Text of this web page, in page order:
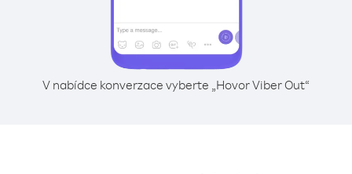
V nabídce konverzace vyberte „Hovor Viber Out“